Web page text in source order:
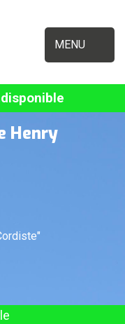
MENU
Henry